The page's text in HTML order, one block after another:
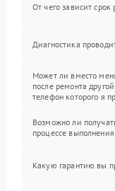
От чего зависит
Диагностика
Может ли вместо
после ремонта
телефон которого я
Возможно ли
процессе
Какую гарантию вы